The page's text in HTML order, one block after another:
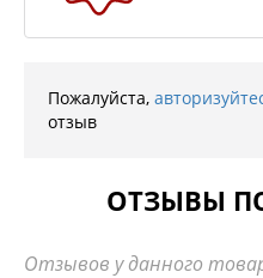
Пожалуйста,
отзыв
ОТЗЫВЫ
Отзывов у данного